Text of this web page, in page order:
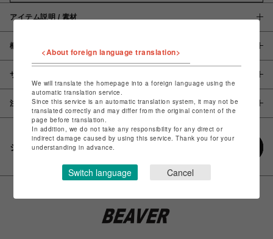
アイテム説明 / 素材
概要
サイズ
注意事項
シェアする
<About foreign language translation>
We will translate the homepage into a foreign language using the
automatic translation service.
Since this service is an automatic translation system, it may not be
translated correctly and may differ from the original content of the
page before translation.
In addition, we do not take any responsibility for any direct or
indirect damage caused by using this service. Thank you for your
understanding in advance.
Switch language Cancel